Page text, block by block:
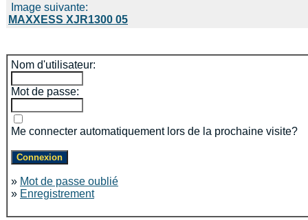
Image suivante:
MAXXESS XJR1300 05
Nom d'utilisateur:
Mot de passe:
Me connecter automatiquement lors de la prochaine visite?
» Mot de passe oublié
» Enregistrement